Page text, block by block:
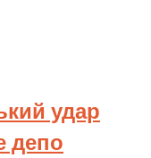
удар
депо